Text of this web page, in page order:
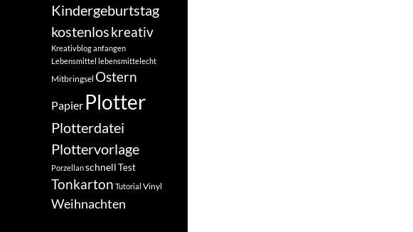
Kindergeburtstag
kostenloskreativ
Kreativblog anfangen
Lebensmittel lebensmittelecht
Mitbringsel Ostern
Papier Plotter
Plotterdatei
Plottervorlage
PorzellanschnellTest
Tonkarton Tutorial Vinyl
Weihnachten